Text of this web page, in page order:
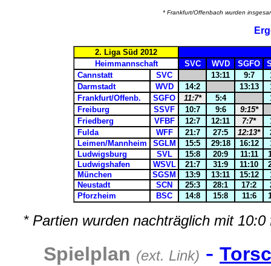
* Frankfurt/Offenbach wurden
2. Liga Süd 2012
Heimmannschaft
SVC WVD SGFO
Cannstatt
SVC 13:11 9:7
Darmstadt
WVD 14:2 13:13
Frankfurt/Offenb.
SGFO 11:7* 5:4
Freiburg
SSVF 10:7 9:6
9:15*
Friedberg
VFBF 12:7 12:11 7:7*
Fulda
WFF 21:7 27:5 12:13*
Leimen/Mannheim
SGLM 15:5 29:18 16:12
Ludwigsburg
SVL 15:8 20:9 11:11
Ludwigshafen
WSVL 21:7 31:9 11:10
München
SGSM 13:9 13:11 15:12
Neustadt
SCN 25:3 28:1 17:2
Pforzheim
BSC 14:8 15:8 11:6
* Partien wurden nachträglich mit
Spielplan (ext. Link) -